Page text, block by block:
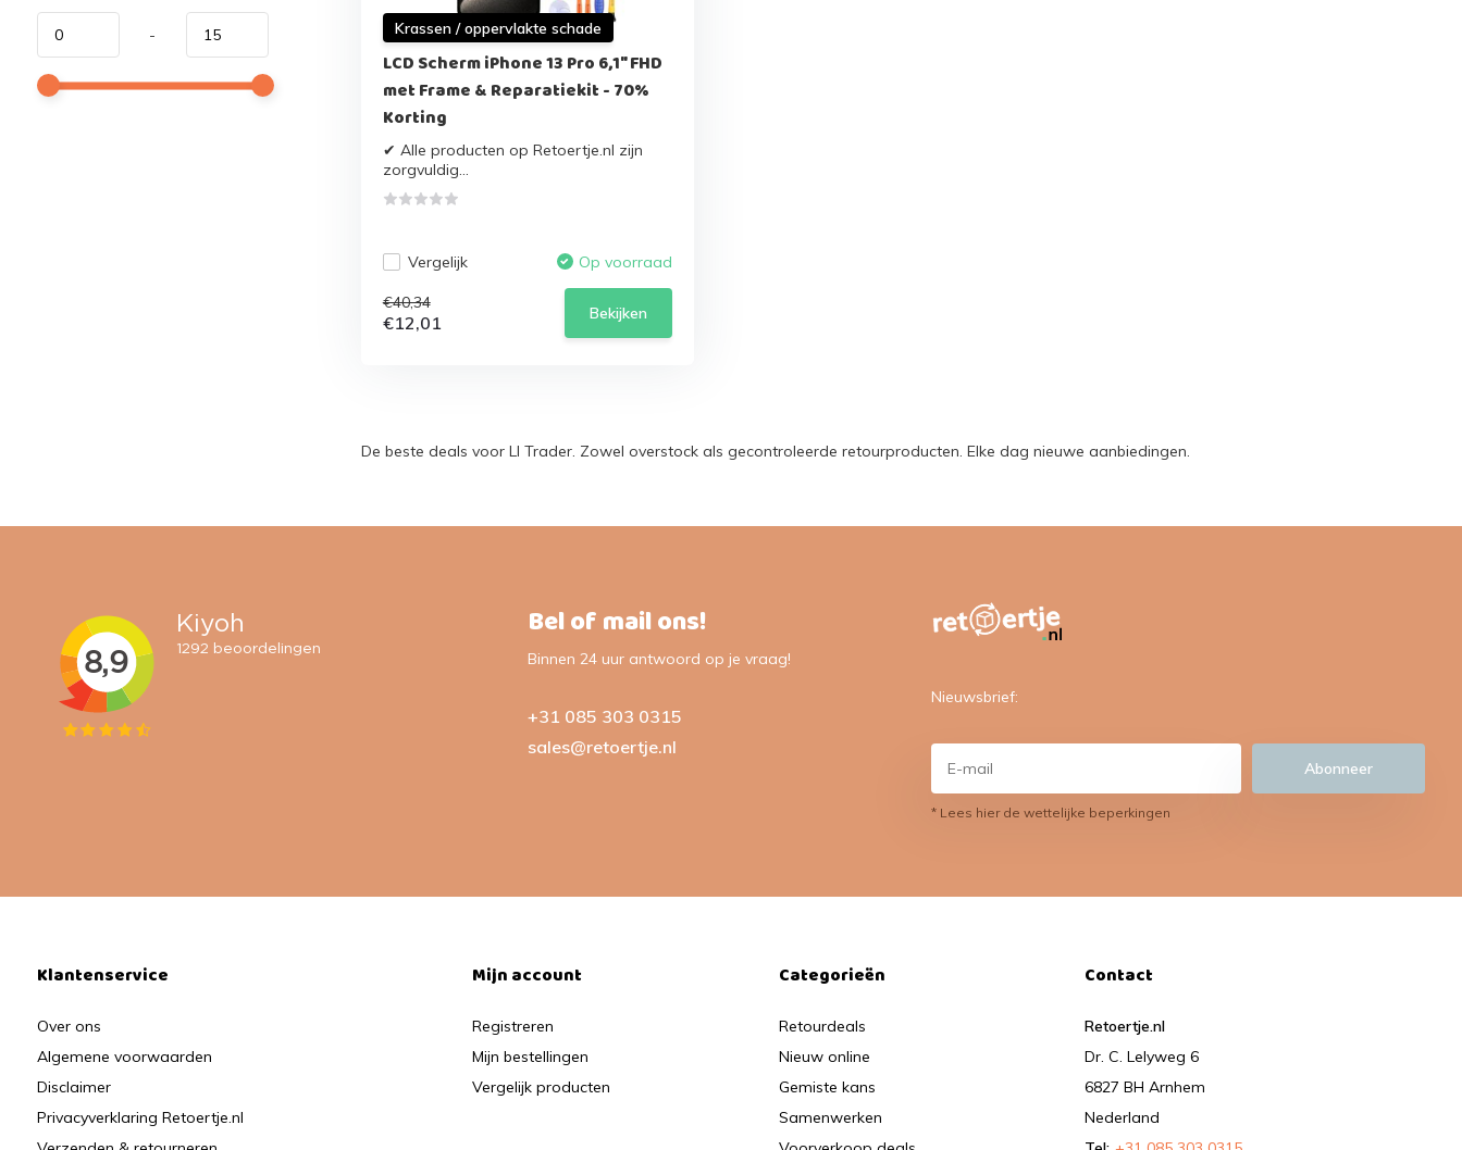
- Krassen / oppervlakte schade
LCD Scherm iPhone 13 Pro 6,1" FHD
met Frame & Reparatiekit - 70%
Korting
✔ Alle producten op Retoertje.nl zijn
zorgvuldig...
Vergelijk Op voorraad
€40,34
€12,01 Bekijken
De beste deals voor Ll Trader. Zowel overstock als gecontroleerde retourproducten. Elke dag nieuwe aanbiedingen.
Bel of mail ons!
Binnen 24 uur antwoord op je vraag!
+31 085 303 0315
sales@retoertje.nl
Nieuwsbrief:
Abonneer
* Lees hier de wettelijke beperkingen
Klantenservice
Over ons
Algemene voorwaarden
Disclaimer
Privacyverklaring Retoertje.nl
Mijn account
Registreren
Mijn bestellingen
Vergelijk producten
Categorieën
Retourdeals
Nieuw online
Gemiste kans
Samenwerken
Contact
Retoertje.nl
Dr. C. Lelyweg 6
6827 BH Arnhem
Nederland